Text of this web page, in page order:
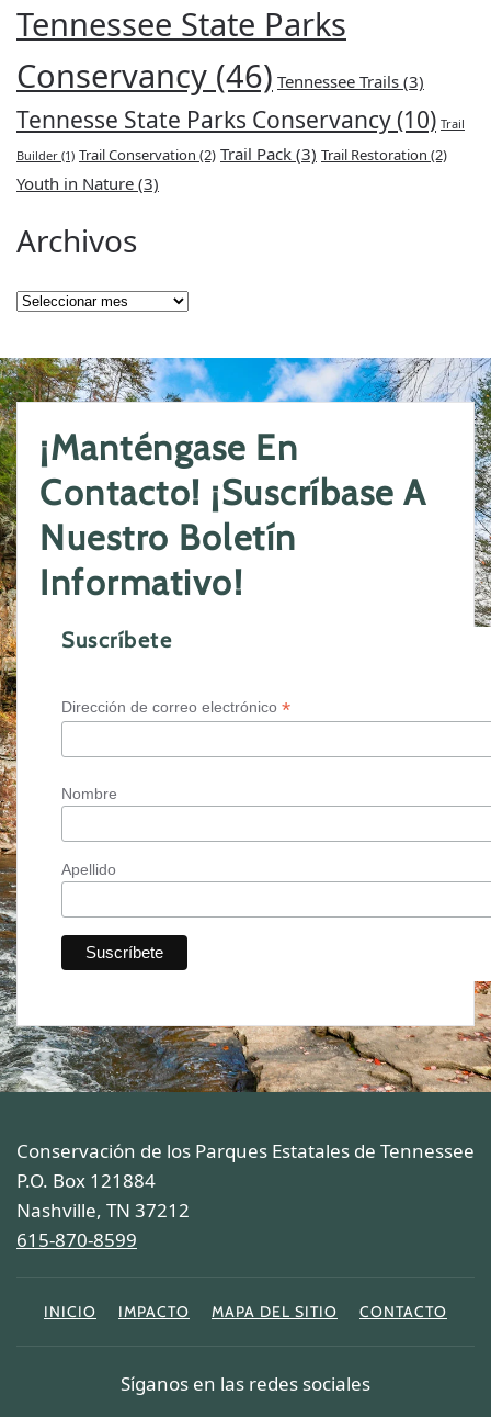
Tennessee State Parks
Conservancy (46) Tennessee Trails (3)
Tennesse State Parks Conservancy(10) Trail
Builder (1) Trail Conservation (2) Trail Pack (3) Trail Restoration (2)
Youth in Nature (3)
Archivos
Archivos
¡Manténgase En
Contacto! ¡Suscríbase A
Nuestro Boletín
Informativo!
Suscríbete
Dirección de correo electrónico *
Nombre
Apellido
Conservación de los Parques Estatales de Tennessee
P.O. Box 121884
Nashville, TN 37212
615-870-8599
INICIO IMPACTO MAPA DEL SITIO CONTACTO
Síganos en las redes sociales